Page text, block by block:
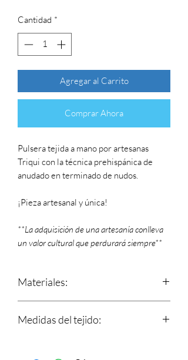
Cantidad *
Agregar al Carrito
Comprar Ahora
Pulsera tejida a mano por artesanas
Triqui con la técnica prehispánica de
anudado en terminado de nudos.
¡Pieza artesanal y única!
**La adquisición de una artesanía conlleva
un valor cultural que perdurará siempre**
Materiales:
corredizo que se ajusta a tu muñeca.
Medidas del tejido:
Ancho: 8 mm